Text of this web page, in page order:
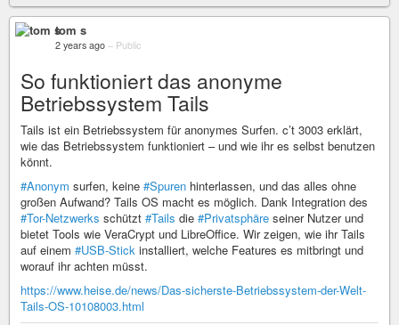
tom s
2 years ago – Public
So funktioniert das anonyme
Betriebssystem Tails
Tails ist ein Betriebssystem für anonymes Surfen. c’t 3003 erklärt,
wie das Betriebssystem funktioniert – und wie ihr es selbst benutzen
könnt.
#Anonym surfen, keine #Spuren hinterlassen, und das alles ohne
großen Aufwand? Tails OS macht es möglich. Dank Integration des
#Tor-Netzwerks schützt #Tails die #Privatsphäre seiner Nutzer und
bietet Tools wie VeraCrypt und LibreOffice. Wir zeigen, wie ihr Tails
auf einem #USB-Stick installiert, welche Features es mitbringt und
worauf ihr achten müsst.
https://www.heise.de/news/Das-sicherste-Betriebssystem-der-Welt-
Tails-OS-10108003.html